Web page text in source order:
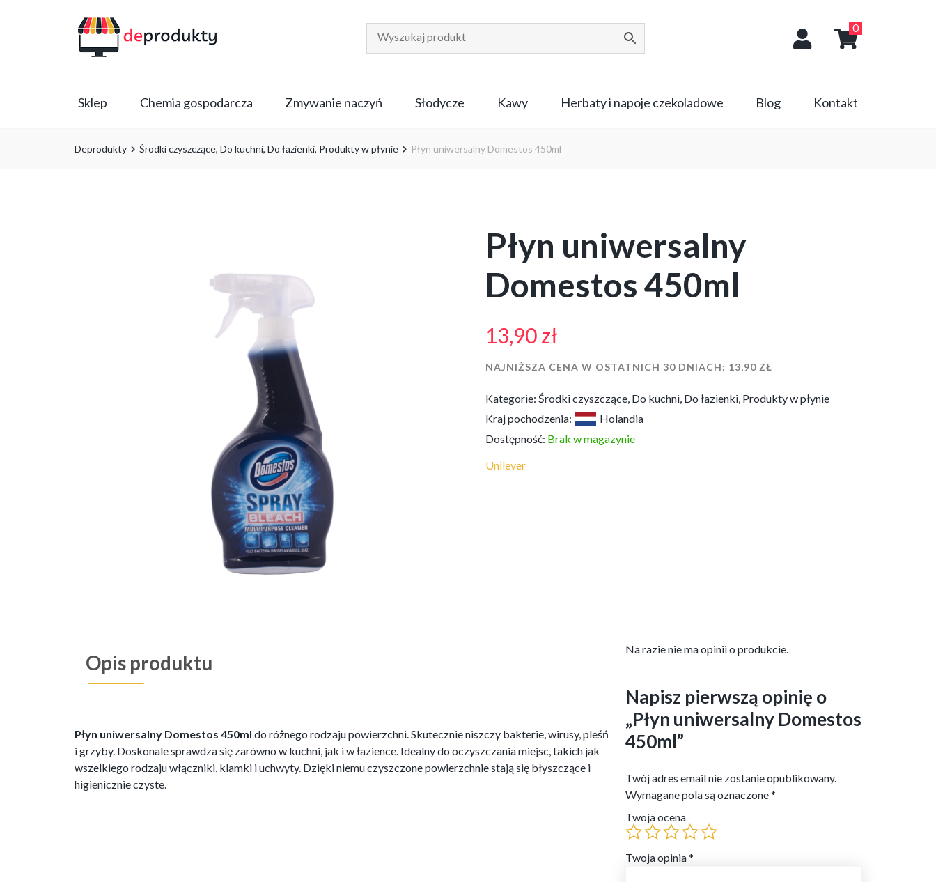
0
Sklep Chemia gospodarcza Zmywanie naczyń Słodycze Kawy Herbaty i napoje czekoladowe Blog Kontakt
Deprodukty Środki czyszczące, Do kuchni, Do łazienki, Produkty w płynie Płyn uniwersalny Domestos 450ml
Płyn uniwersalny
Domestos 450ml
13,90zł
NAJNIŻSZA CENA W OSTATNICH 30 DNIACH: 13,90 ZŁ
Kategorie: Środki czyszczące, Do kuchni, Do łazienki, Produkty w płynie
Kraj pochodzenia:
Holandia
Dostępność: Brak w magazynie
Unilever
Opis produktu
Płyn uniwersalny Domestos 450ml do różnego rodzaju powierzchni. Skutecznie niszczy bakterie, wirusy, pleśń
i grzyby. Doskonale sprawdza się zarówno w kuchni, jak i w łazience. Idealny do oczyszczania miejsc, takich jak
wszelkiego rodzaju włączniki, klamki i uchwyty. Dzięki niemu czyszczone powierzchnie stają się błyszczące i
higienicznie czyste.
Na razie nie ma opinii o produkcie.
Napisz pierwszą opinię o
„Płyn uniwersalny Domestos
450ml”
Twój adres email nie zostanie opublikowany.
Wymagane pola są oznaczone*
Twoja ocena
Twoja opinia*